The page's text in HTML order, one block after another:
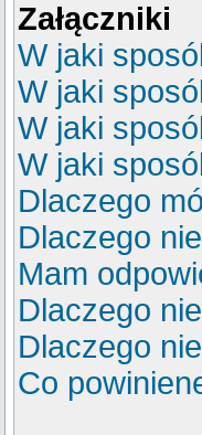
Załączniki
W jaki
W jaki
W jaki
W jaki
Dlaczego
Dlaczego
Mam
Dlaczego
Dlaczego
Co